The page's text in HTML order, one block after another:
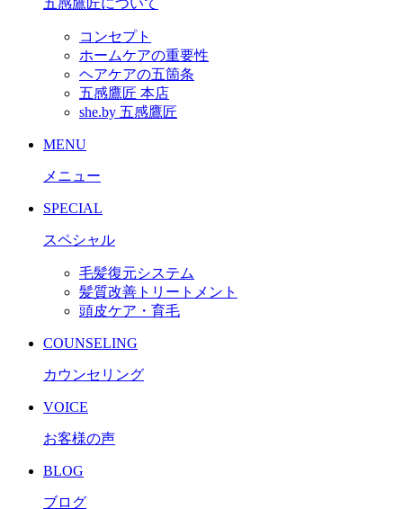
五感鷹匠について
コンセプト
ホームケアの重要性
ヘアケアの五箇条
五感鷹匠 本店
she.by 五感鷹匠
MENU
メニュー
SPECIAL
スペシャル
毛髪復元システム
髪質改善トリートメント
頭皮ケア・育毛
COUNSELING
カウンセリング
VOICE
お客様の声
BLOG
ブログ